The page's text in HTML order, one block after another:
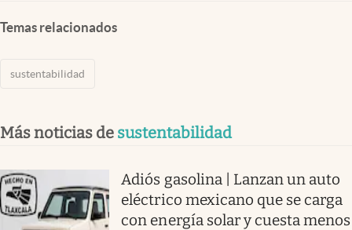
Temas relacionados
sustentabilidad
Más noticias de sustentabilidad
Adiós gasolina | Lanzan un auto
eléctrico mexicano que se carga
con energía solar y cuesta menos